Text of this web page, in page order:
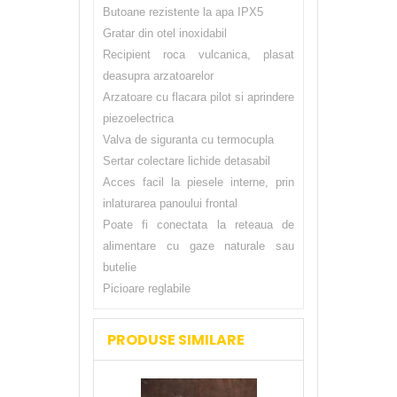
Butoane rezistente la apa IPX5
Gratar din otel inoxidabil
Recipient roca vulcanica, plasat
deasupra arzatoarelor
Arzatoare cu flacara pilot si aprindere
piezoelectrica
Valva de siguranta cu termocupla
Sertar colectare lichide detasabil
Acces facil la piesele interne, prin
inlaturarea panoului frontal
Poate fi conectata la reteaua de
alimentare cu gaze naturale sau
butelie
Picioare reglabile
PRODUSE SIMILARE